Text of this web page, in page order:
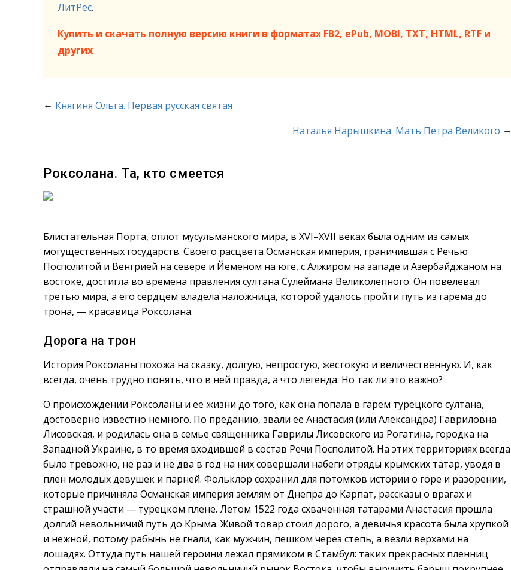
ЛитРес.
Купить и скачать полную версию книги в форматах FB2, ePub, MOBI, TXT, HTML, RTF и
других
← Княгиня Ольга. Первая русская святая
Наталья Нарышкина. Мать Петра Великого →
Роксолана. Та, кто смеется
Блистательная Порта, оплот мусульманского мира, в XVI–XVII веках была одним из самых
могущественных государств. Своего расцвета Османская империя, граничившая с Речью
Посполитой и Венгрией на севере и Йеменом на юге, с Алжиром на западе и Азербайджаном на
востоке, достигла во времена правления султана Сулеймана Великолепного. Он повелевал
третью мира, а его сердцем владела наложница, которой удалось пройти путь из гарема до
трона, — красавица Роксолана.
Дорога на трон
История Роксоланы похожа на сказку, долгую, непростую, жестокую и величественную. И, как
всегда, очень трудно понять, что в ней правда, а что легенда. Но так ли это важно?
О происхождении Роксоланы и ее жизни до того, как она попала в гарем турецкого султана,
достоверно известно немного. По преданию, звали ее Анастасия (или Александра) Гавриловна
Лисовская, и родилась она в семье священника Гаврилы Лисовского из Рогатина, городка на
Западной Украине, в то время входившей в состав Речи Посполитой. На этих территориях всегда
было тревожно, не раз и не два в год на них совершали набеги отряды крымских татар, уводя в
плен молодых девушек и парней. Фольклор сохранил для потомков истории о горе и разорении,
которые причиняла Османская империя землям от Днепра до Карпат, рассказы о врагах и
страшной участи — турецком плене. Летом 1522 года схваченная татарами Анастасия прошла
долгий невольничий путь до Крыма. Живой товар стоил дорого, а девичья красота была хрупкой
и нежной, потому рабынь не гнали, как мужчин, пешком через степь, а везли верхами на
лошадях. Оттуда путь нашей героини лежал прямиком в Стамбул: таких прекрасных пленниц